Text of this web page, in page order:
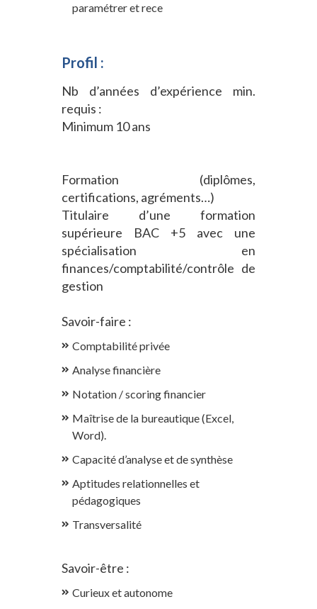
paramétrer et rece
Profil :
Nb d’années d’expérience min.
requis :
Minimum 10 ans
Formation (diplômes,
certifications, agréments…)
Titulaire d’une formation
supérieure BAC +5 avec une
spécialisation en
finances/comptabilité/contrôle de
gestion
Savoir-faire :
Comptabilité privée
Analyse financière
Notation / scoring financier
Maîtrise de la bureautique (Excel,
Word).
Capacité d’analyse et de synthèse
Aptitudes relationnelles et
pédagogiques
Transversalité
Savoir-être :
Curieux et autonome